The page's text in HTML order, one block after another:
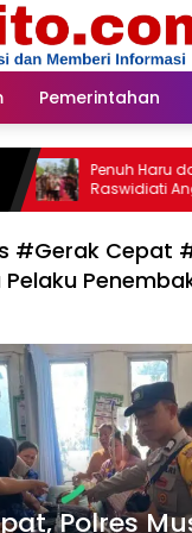
Pemerintahan
Penuh Haru dan
Angraini, S.I.K.
Lampung Utara
#Gerak Cepat
Pelaku
Polres